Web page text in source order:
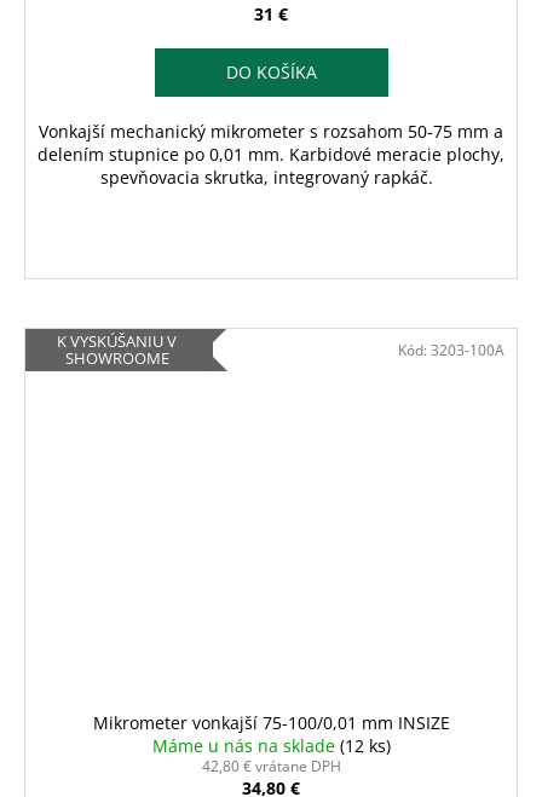
31 €
DO KOŠÍKA
Vonkajší mechanický mikrometer s rozsahom 50-75 mm a
delením stupnice po 0,01 mm. Karbidové meracie plochy,
spevňovacia skrutka, integrovaný rapkáč.
K VYSKÚŠANIU V
SHOWROOME
Mikrometer vonkajší 75-100/0,01 mm INSIZE
Máme u nás na sklade (12 ks)
42,80 € vrátane DPH
34,80 €
Kód: 3203-100A